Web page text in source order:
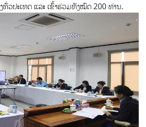
ທົ່ວປະເທດ ແລະ ເຂົ້າຮ່ວມທັງໝົດ 200 ທ່ານ.